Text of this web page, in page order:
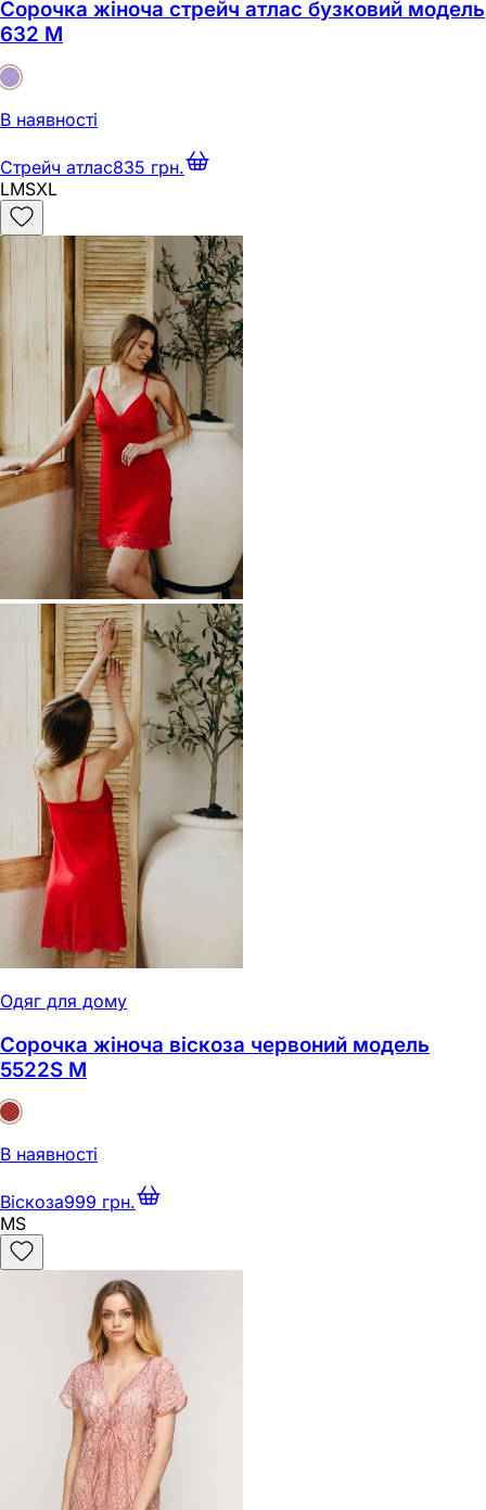
Сорочка жіноча стрейч атлас бузковий модель
632 M
В наявності
Стрейч атлас835 грн.
LMSXL
Одяг для дому
Сорочка жіноча віскоза червоний модель
5522S M
В наявності
Віскоза999 грн.
MS